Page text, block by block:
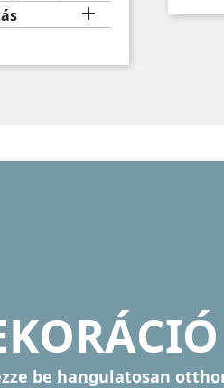

be hangulatosan otthonát